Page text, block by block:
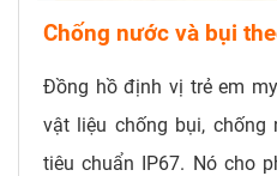
Chống nước và bụi
Đồng hồ định vị trẻ em
vật liệu chống bụi,
tiêu chuẩn IP67. Nó cho